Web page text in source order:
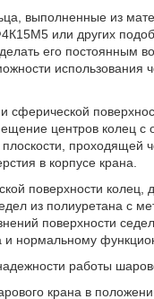
выполненные из
или других
его постоянным
центров колец
проходящей
в корпусе крана.
поверхности
из полиуретана с
поверхности
и нормальному
работы
крана в